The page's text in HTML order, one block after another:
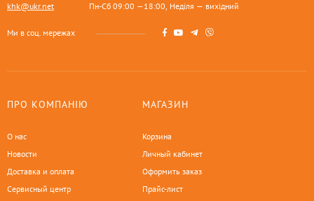
khk@ukr.net Пн-Сб 09:00 —18:00, Неділя — вихідний
Ми в соц. мережах
ПРО КОМПАНІЮ
О нас
Новости
Доставка и оплата
Сервисный центр
МАГАЗИН
Корзина
Личный кабинет
Оформить заказ
Прайс-лист